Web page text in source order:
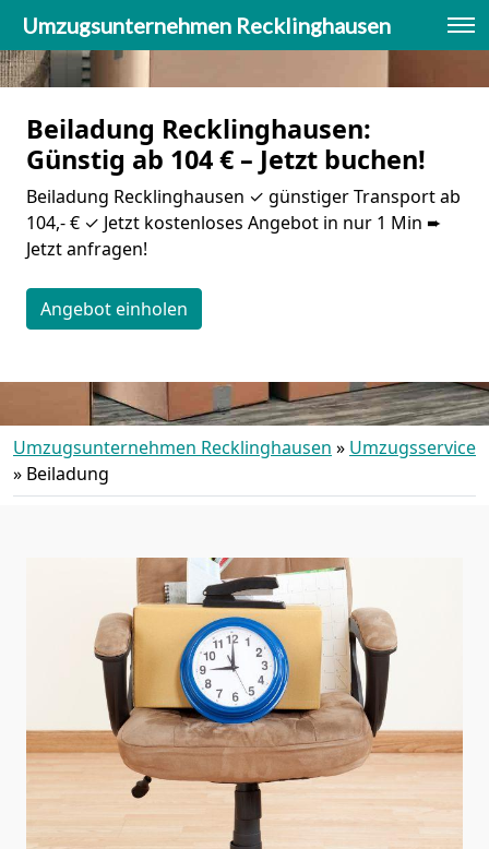
Umzugsunternehmen Recklinghausen
Beiladung Recklinghausen:
Günstig ab 104 € – Jetzt buchen!
Beiladung Recklinghausen ✓ günstiger Transport ab
104,- € ✓ Jetzt kostenloses Angebot in nur 1 Min ➨
Jetzt anfragen!
Angebot einholen
Umzugsunternehmen Recklinghausen » Umzugsservice
» Beiladung